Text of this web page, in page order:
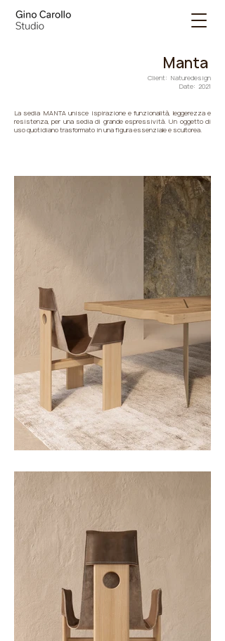
Manta
Client: Naturedesign
Date: 2021
La sedia MANTA unisce ispirazione e funzionalità, leggerezza e
resistenza, per una sedia di grande espressività.‎ Un oggetto di
uso quotidiano trasformato in una figura essenziale e scultorea.